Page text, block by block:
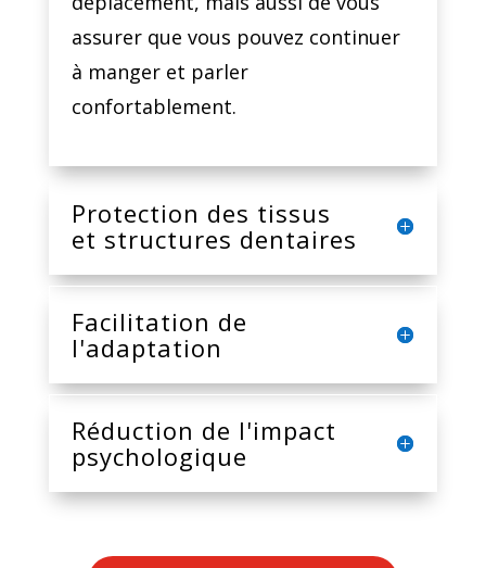
assurer que vous pouvez continuer
à manger et parler
confortablement.
Protection des tissus
et structures dentaires
Facilitation de
l'adaptation
Réduction de l'impact
psychologique